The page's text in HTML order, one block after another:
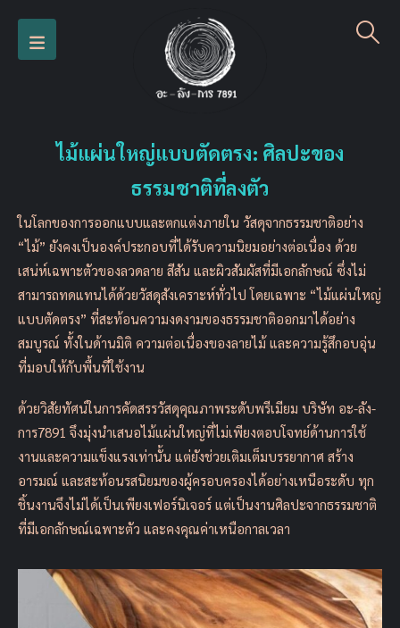
ไม้แผ่นใหญ่แบบตัดตรง: ศิลปะของ
ธรรมชาติที่ลงตัว
ในโลกของการออกแบบและตกแต่งภายใน วัสดุจากธรรมชาติอย่าง
“ไม้” ยังคงเป็นองค์ประกอบที่ได้รับความนิยมอย่างต่อเนื่อง ด้วย
เสน่ห์เฉพาะตัวของลวดลาย สีสัน และผิวสัมผัสที่มีเอกลักษณ์ ซึ่งไม่
สามารถทดแทนได้ด้วยวัสดุสังเคราะห์ทั่วไป โดยเฉพาะ “ไม้แผ่นใหญ่
แบบตัดตรง” ที่สะท้อนความงดงามของธรรมชาติออกมาได้อย่าง
สมบูรณ์ ทั้งในด้านมิติ ความต่อเนื่องของลายไม้ และความรู้สึกอบอุ่น
ที่มอบให้กับพื้นที่ใช้งาน
ด้วยวิสัยทัศน์ในการคัดสรรวัสดุคุณภาพระดับพรีเมียม บริษัท อะ-ลัง-
การ7891 จึงมุ่งนำเสนอไม้แผ่นใหญ่ที่ไม่เพียงตอบโจทย์ด้านการใช้
งานและความแข็งแรงเท่านั้น แต่ยังช่วยเติมเต็มบรรยากาศ สร้าง
อารมณ์ และสะท้อนรสนิยมของผู้ครอบครองได้อย่างเหนือระดับ ทุก
ชิ้นงานจึงไม่ได้เป็นเพียงเฟอร์นิเจอร์ แต่เป็นงานศิลปะจากธรรมชาติ
ที่มีเอกลักษณ์เฉพาะตัว และคงคุณค่าเหนือกาลเวลา